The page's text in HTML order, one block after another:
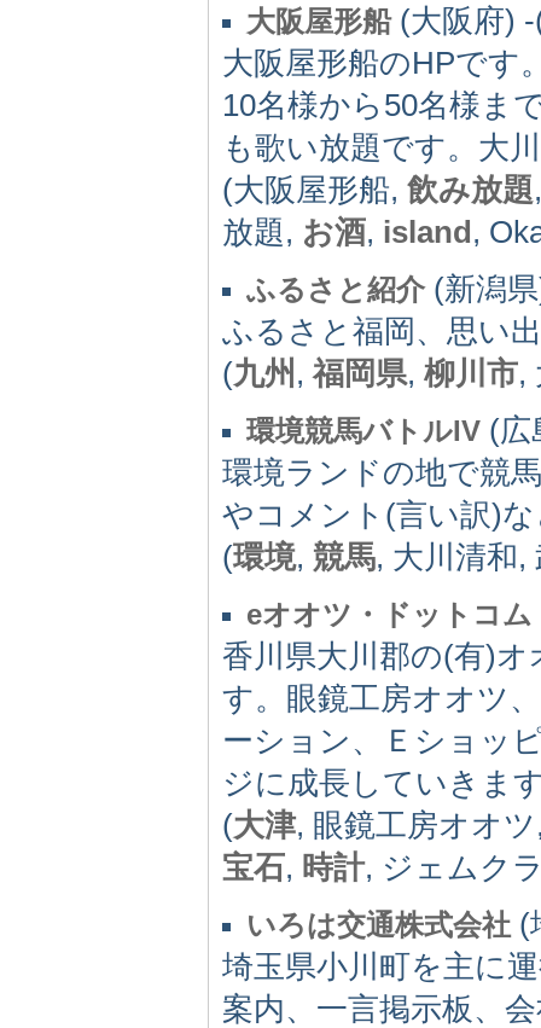
大阪屋形船(大阪府) -
大阪屋形船のHPです
10名様から50名様ま
も歌い放題です。大
(大阪屋形船, 飲み放題
放題, お酒, island,
ふるさと紹介(新潟
ふるさと福岡、思い
(九州 ,福岡県, 柳川市,
環境競馬バトルIV (広
環境ランドの地で競
やコメント(言い訳)
(環境, 競馬, 大川清和
eオオツ・ドットコム
香川県大川郡の(有)
す。眼鏡工房オオツ
ーション、Ｅショッ
ジに成長していきま
(大津, 眼鏡工房オオ
宝石, 時計, ジェムク
いろは交通株式会社 (
埼玉県小川町を主に
案内、一言掲示板、